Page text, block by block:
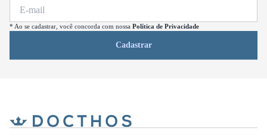
* Ao se cadastrar, você concorda com nossa Política de Privacidade
Cadastrar